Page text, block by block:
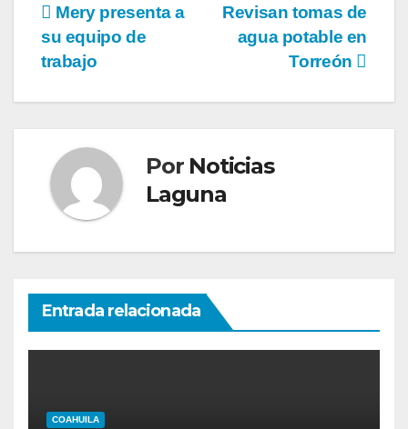
Navegación
de
entradas
Revisan tomas de
agua potable en
Torreón
Mery presenta a
su equipo de
trabajo
Por Noticias
Laguna
Entrada relacionada
COAHUILA